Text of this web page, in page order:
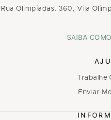
Rua Olimpíadas, 360, Vila
SAIBA
Trabalhe
Enviar